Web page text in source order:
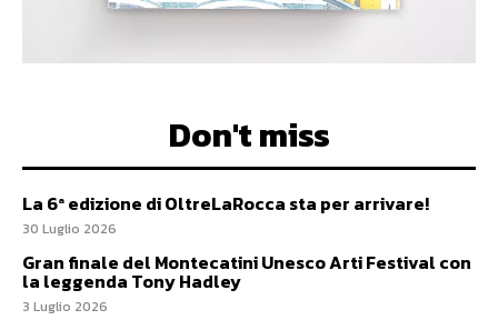
Don't miss
La 6ª edizione di OltreLaRocca sta per arrivare!
30 Luglio 2026
Gran finale del Montecatini Unesco Arti Festival con
la leggenda Tony Hadley
3 Luglio 2026